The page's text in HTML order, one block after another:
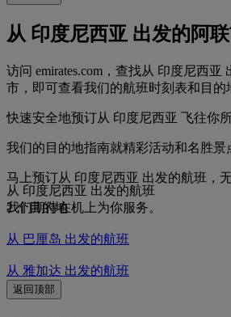
从 印度尼西亚 出发的阿
访问 emirates.com，查找从 印度尼西
市，即可查看我们的航班时刻表和目的
快速安全地预订从 印度尼西亚 飞往你
我们的目的地指南就精彩活动和名胜
马上预订从 印度尼西亚 出发的航班，
我们期待在机上为你服务。
从 印度尼西亚 出发的航班
2 个目的地
从 巴厘岛 出发的航班
从 雅加达 出发的航班
返回顶部